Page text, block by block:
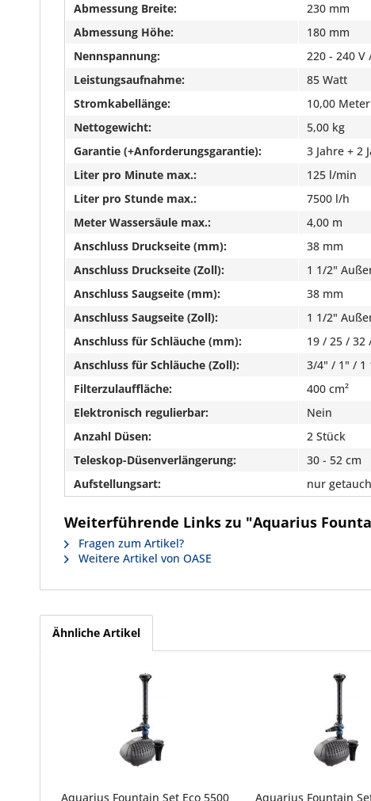
Abmessung Breite:
230 mm
Abmessung Höhe:
180 mm
Nennspannung:
220 - 240 V
Leistungsaufnahme:
85 Watt
Stromkabellänge:
10,00 Meter
Nettogewicht:
5,00 kg
Garantie (+Anforderungsgarantie):
3 Jahre + 2
Liter pro Minute max.:
125 l/min
Liter pro Stunde max.:
7500 l/h
Meter Wassersäule max.:
4,00 m
Anschluss Druckseite (mm):
38 mm
Anschluss Druckseite (Zoll):
1 1/2"
Anschluss Saugseite (mm):
38 mm
Anschluss Saugseite (Zoll):
1 1/2"
Anschluss für Schläuche (mm):
19 / 25 / 32
Anschluss für Schläuche (Zoll):
3/4" / 1" / 1
Filterzulauffläche:
400 cm²
Elektronisch regulierbar:
Nein
Anzahl Düsen:
2 Stück
Teleskop-Düsenverlängerung:
30 - 52 cm
Aufstellungsart:
nur
Weiterführende Links zu "Aquarius
Fragen zum Artikel?
Weitere Artikel von OASE
Ähnliche Artikel
Aquarius Fountain Set Eco 5500 Aquarius Fountain